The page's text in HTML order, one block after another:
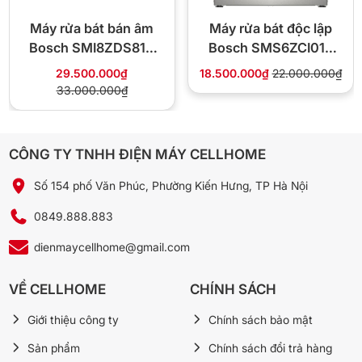
bát và diệt khuẩn
loại bỏ hoàn toàn mọi vết bẩn cứng đầu, dầu mỡ và vi khuẩn, đảm
đồ dùng của trẻ nhỏ.
Máy rửa bát bán âm
Bosch SMI8ZDS81T
Seri 8
29.500.000₫
33.000.000₫
Máy rửa bát độc lập
Bosch SMS6ZCI01P
Seri 6
18.500.000₫ 22.000.000₫
CÔNG TY TNHH ĐIỆN MÁY CELLHOME
Số 154 phố Văn Phúc, Phường Kiến Hưng, TP Hà Nội
0849.888.883
dienmaycellhome@gmail.com
VỀ CELLHOME
Giới thiệu công ty
Sản phẩm
CHÍNH SÁCH
Chính sách bảo mật
Chính sách đổi trả hàng